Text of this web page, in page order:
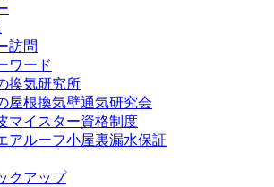
訪問
ワード
換気研究所
屋根換気壁通気研究会
マイスター資格制度
アルーフ小屋裏漏水保証
クアップ